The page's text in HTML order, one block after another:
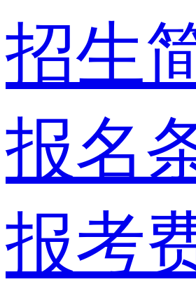
招生
报名
报考